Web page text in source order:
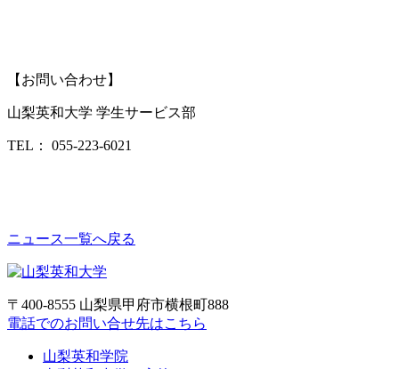
【お問い合わせ】
山梨英和大学 学生サービス部
TEL： 055-223-6021
ニュース一覧へ戻る
〒400-8555 山梨県甲府市横根町888
電話でのお問い合せ先はこちら
山梨英和学院